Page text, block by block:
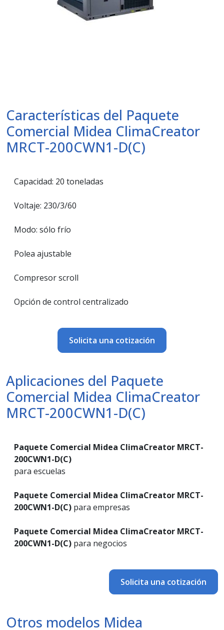
Características del Paquete
Comercial Midea ClimaCreator
MRCT-200CWN1-D(C)
Capacidad: 20 toneladas
Voltaje: 230/3/60
Modo: sólo frío
Polea ajustable
Compresor scroll
Opción de control centralizado
Solicita una cotización
Aplicaciones del Paquete
Comercial Midea ClimaCreator
MRCT-200CWN1-D(C)
Paquete Comercial Midea ClimaCreator MRCT-
200CWN1-D(C)
para escuelas
Paquete Comercial Midea ClimaCreator MRCT-
200CWN1-D(C) para empresas
Paquete Comercial Midea ClimaCreator MRCT-
200CWN1-D(C) para negocios
Solicita una cotización
Otros modelos Midea